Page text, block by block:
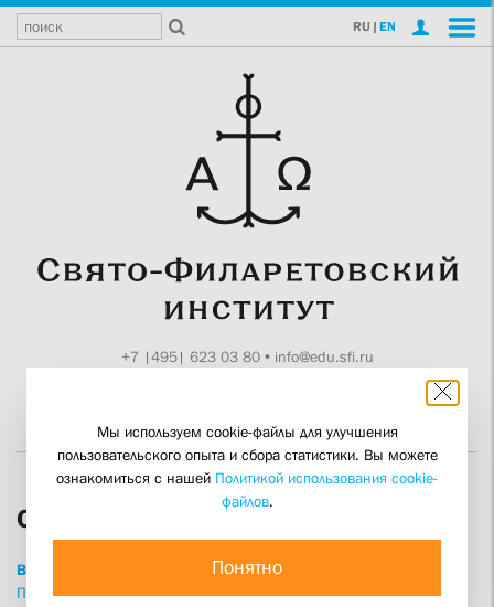
RU | EN
+7 |495| 623 03 80• info@edu.sfi.ru
СФИ сегодня
ВСЕ
ИНТЕРВЬЮ
ПРИВЕТСТВИЯ
ПРОПОВЕДИ ИЗДАНИЯ
Мы используем cookie-файлы для улучшения
пользовательского опыта и сбора статистики. Вы можете
ознакомиться с нашей Политикой использования cookie-
файлов.
Понятно